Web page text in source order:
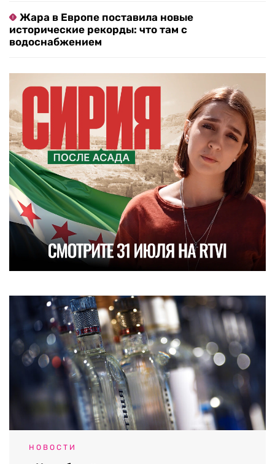
Жара в Европе поставила новые
исторические рекорды: что там с
водоснабжением
НОВОСТИ